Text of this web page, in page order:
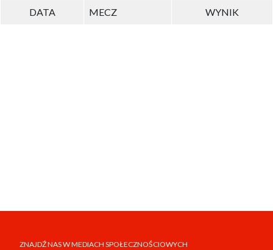
DATA MECZ WYNIK
ZNAJDŹ NAS W MEDIACH SPOŁECZNOŚCIOWYCH